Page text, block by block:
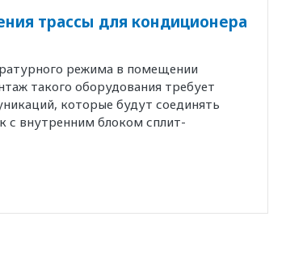
трассы для кондиционера
режима в помещении
такого оборудования требует
которые будут соединять
с внутренним блоком сплит-